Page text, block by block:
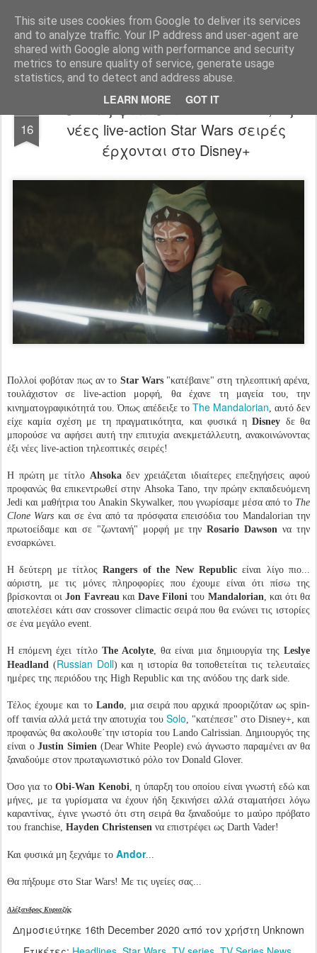
This site uses cookies from Google to deliver its services
and to analyze traffic. Your IP address and user-agent are
shared with Google along with performance and security
metrics to ensure quality of service, generate usage
statistics, and to detect and address abuse.
LEARN MORE GOT IT
FilmBoy
16
Δεν σας φτάνει το Mandalorian; Έξι
νέες live-action Star Wars σειρές
έρχονται στο Disney+
Πολλοί φοβόταν πως αν το Star Wars"κατέβαινε" στη τηλεοπτική αρένα,
τουλάχιστον σε live-action μορφή, θα έχανε τη μαγεία του, την
κινηματογραφικότητά του. Όπως απέδειξε το The Mandalorian, αυτό δεν
είχε καμία σχέση με τη πραγματικότητα, και φυσικά ηDisney δε θα
μπορούσε να αφήσει αυτή την επιτυχία ανεκμετάλλευτη, ανακοινώνοντας
έξι νέες live-action τηλεοπτικές σειρές!
Η πρώτη με τίτλο Ahsokaδεν χρειάζεται ιδιαίτερες επεξηγήσεις αφού
προφανώς θα επικεντρωθεί στην Ahsoka Tano, την πρώην εκπαιδευόμενη
Jedi και μαθήτρια του Anakin Skywalker, που γνωρίσαμε μέσα από το The
Clone Wars και σε ένα από τα πρόσφατα επεισόδια του Mandalorian την
πρωτοείδαμε και σε "ζωντανή" μορφή με τηνRosario Dawson να την
ενσαρκώνει.
Η δεύτερη με τίτλοςRangers of the New Republicείναι λίγο πιο...
αόριστη, με τις μόνες πληροφορίες που έχουμε είναι ότι πίσω της
βρίσκονται οιJon Favreauκαι Dave Filoni του Mandalorian, και ότι θα
αποτελέσει κάτι σαν crossover climactic σειρά που θα ενώνει τις ιστορίες
σε ένα μεγάλο event.
Η επόμενη έχει τίτλο The Acolyte, θα είναι μια δημιουργία τηςLeslye
Headland (Russian Doll) και η ιστορία θα τοποθετείται τις τελευταίες
ημέρες της περιόδου της High Republic και της ανόδου της dark side.
Τέλος έχουμε και το Lando, μια σειρά που αρχικά προοριζόταν ως spin-
off ταινία αλλά μετά την αποτυχία του Solo, "κατέπεσε" στο Disney+, και
προφανώς θα ακολουθε΄την ιστορία του Lando Calrissian. Δημιουργός της
είναι οJustin Simien(Dear White People) ενώ άγνωστο παραμένει αν θα
ξαναδούμε στον πρωταγωνιστικό ρόλο τον Donald Glover.
Όσο για τοObi-Wan Kenobi, η ύπαρξη του οποίου είναι γνωστή εδώ και
μήνες, με τα γυρίσματα να έχουν ήδη ξεκινήσει αλλά σταματήσει λόγω
καραντίνας, έγινε γνωστό ότι στη σειρά θα ξαναδούμε το μαύρο πρόβατο
του franchise, Hayden Christensen να επιστρέφει ως Darth Vader!
Και φυσικά μη ξεχνάμε το Andor...
Θα πήξουμε στο Star Wars! Με τις υγείες σας...
Αλέξανδρος Κυριαζής
Δημοσιεύτηκε 16th December 2020 από τον χρήστη Unknown